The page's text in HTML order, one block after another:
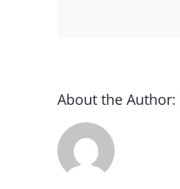
About the Author: